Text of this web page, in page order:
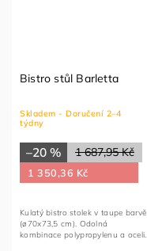
Bistro stůl Barletta
Skladem - Doručení 2–4
týdny
1 687,95 Kč
–20 %
1 350,36 Kč
Kulatý bistro stolek v taupe barvě
(ø70x73,5 cm). Odolná
kombinace polypropylenu a oceli.